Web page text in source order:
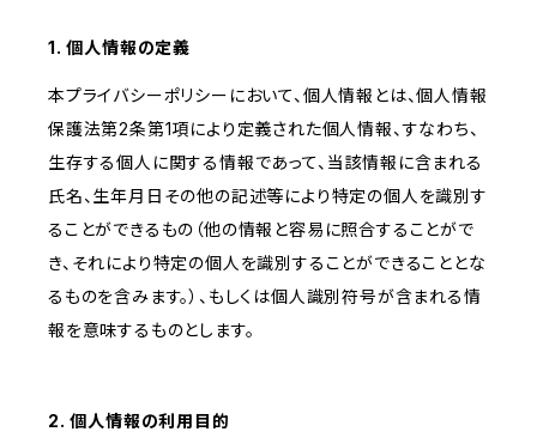
1. 個人情報の定義
本プライバシーポリシーにおいて、個人情報とは、個人情報
保護法第2条第1項により定義された個人情報、すなわち、
生存する個人に関する情報であって、当該情報に含まれる
氏名、生年月日その他の記述等により特定の個人を識別す
ることができるもの（他の情報と容易に照合することがで
き、それにより特定の個人を識別することができることとな
るものを含みます。）、もしくは個人識別符号が含まれる情
報を意味するものとします。
2. 個人情報の利用目的